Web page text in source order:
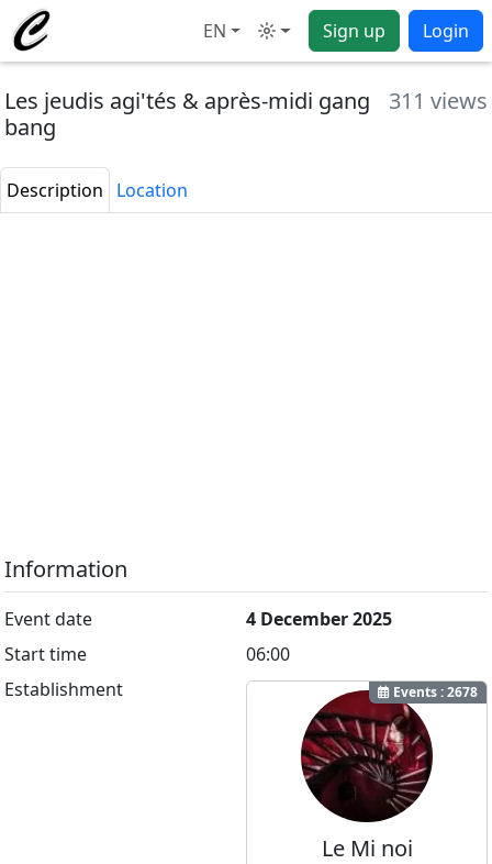
EN Mode Sign up Login
311 views
Les jeudis agi'tés & après-midi gang
bang
Description Location
Information
Event date
4 December 2025
Start time
06:00
Establishment
Le Mi noi
Events : 2678